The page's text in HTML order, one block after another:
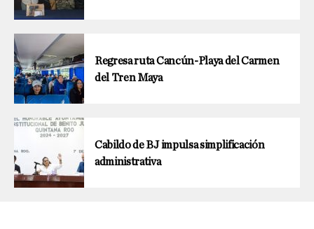
Regresa ruta Cancún-Playa del Carmen
del Tren Maya
Cabildo de BJ impulsa simplificación
administrativa